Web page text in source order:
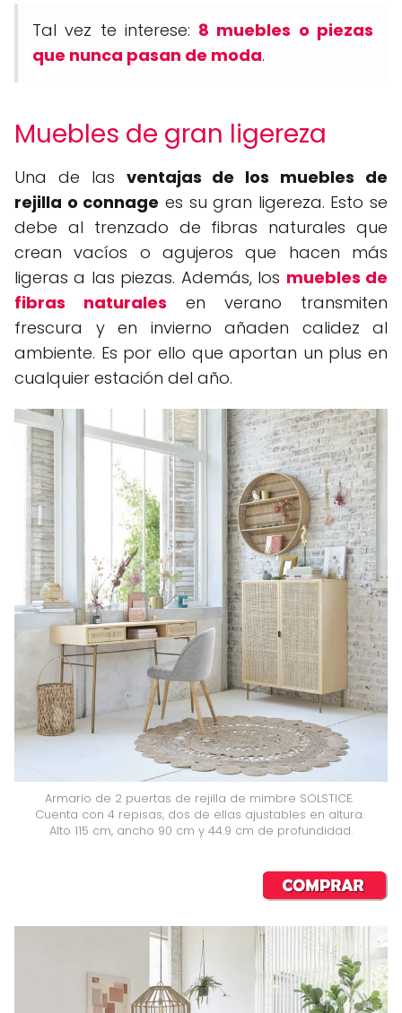
Tal vez te interese: 8 muebles o piezas
que nunca pasan de moda.
Muebles de gran ligereza
Una de las ventajas de los muebles de
rejilla o connage es su gran ligereza. Esto se
debe al trenzado de fibras naturales que
crean vacíos o agujeros que hacen más
ligeras a las piezas. Además, los muebles de
fibras naturales en verano transmiten
frescura y en invierno añaden calidez al
ambiente. Es por ello que aportan un plus en
cualquier estación del año.
Armario de 2 puertas de rejilla de mimbre SOLSTICE.
Cuenta con 4 repisas, dos de ellas ajustables en altura.
Alto 115 cm, ancho 90 cm y 44.9 cm de profundidad.